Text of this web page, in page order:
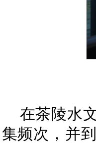
在茶陵水
集频次，并